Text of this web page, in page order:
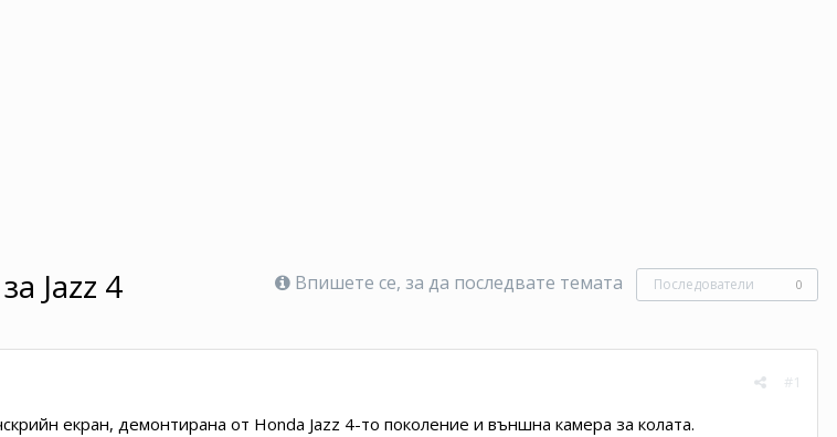
Впишете се, за да последвате темата Последователи 0
Jazz 4
#1
екран, демонтирана от Honda Jazz 4-то поколение и външна камера за колата.